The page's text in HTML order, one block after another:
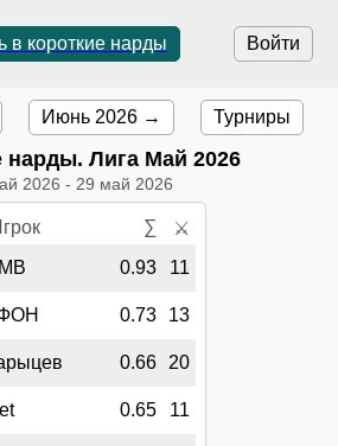
Войти
в короткие нарды
Июнь 2026 → Турниры
нарды. Лига Май 2026
2026 - 29 май 2026
∑ ⚔
0.93 11
0.73 13
0.66 20
0.65 11